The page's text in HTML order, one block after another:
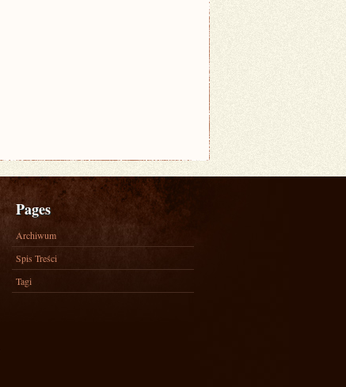
Pages
Archiwum
Spis Treści
Tagi